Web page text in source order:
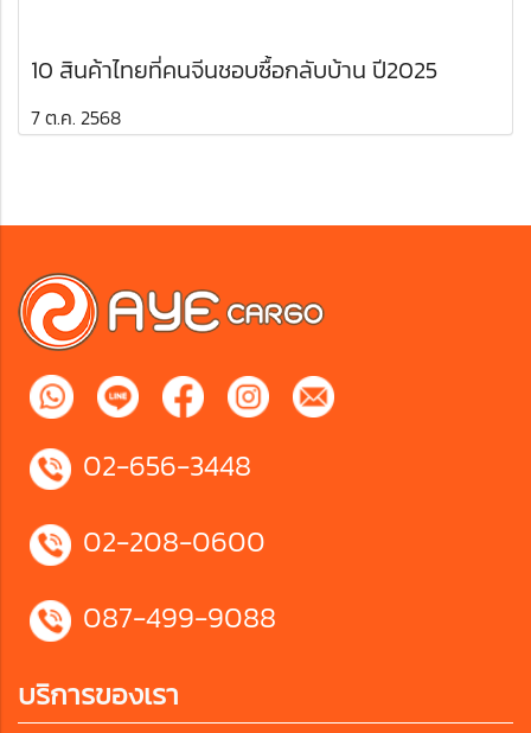
10 สินค้าไทยที่คนจีนชอบซื้อกลับบ้าน ปี2025
7 ต.ค. 2568
02-656-3448
02-208-0600
087-499-9088
บริการของเรา